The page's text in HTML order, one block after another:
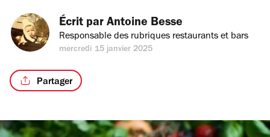
Écrit par Antoine Besse
Responsable des rubriques restaurants et bars
mercredi 15 janvier 2025
Partager